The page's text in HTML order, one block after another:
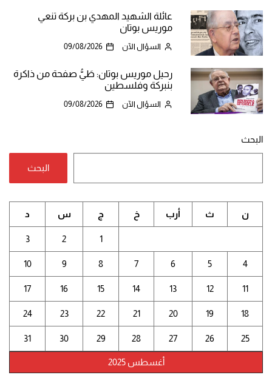
عائلة الشهيد المهدي بن بركة تنعي
موريس بوتان
السؤال الآن 09/08/2026
رحيل موريس بوتان: طَيُّ صفحة من ذاكرة
بنبركة وفلسطين
السؤال الآن 09/08/2026
البحث
البحث
أغسطس 2025
ن ث أرب خ ج س د
1
2
3
4
5
6
7
8
9
10
11
12
13
14
15
16
17
18
19
20
21
22
23
24
25
26
27
28
29
30
31